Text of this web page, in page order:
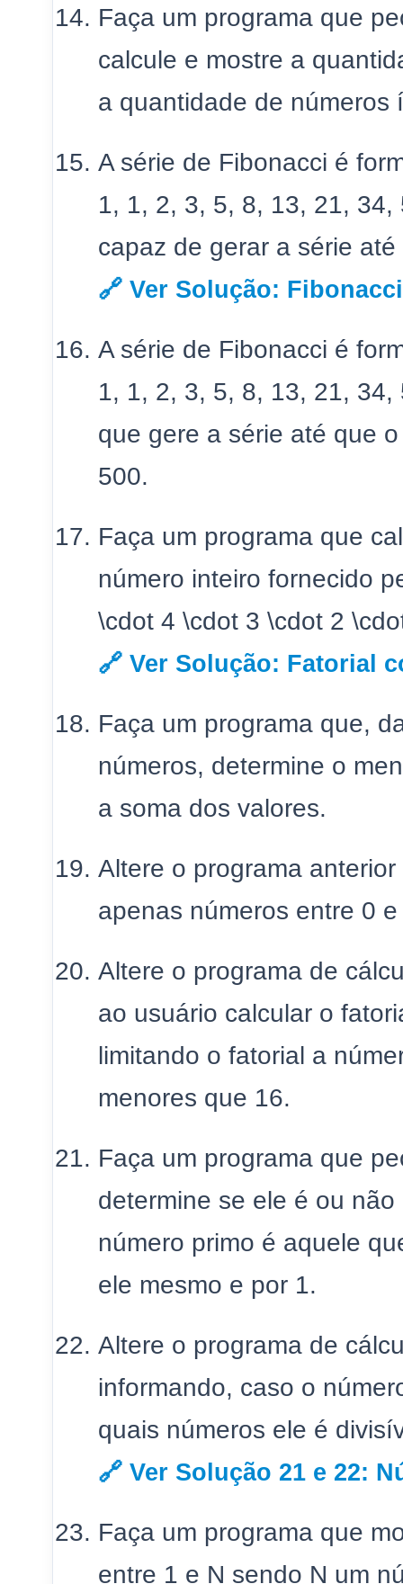
Faça um programa que
calcule e mostre a
a quantidade de números
A série de Fibonacci é
1, 1, 2, 3, 5, 8, 13, 21,
capaz de gerar a série
🔗 Ver Solução:
A série de Fibonacci é
1, 1, 2, 3, 5, 8, 13, 21,
que gere a série até que
500.
Faça um programa que
número inteiro fornecido
\cdot 4 \cdot 3 \cdot 2
🔗 Ver Solução: Fatorial
Faça um programa que,
números, determine o
a soma dos valores.
Altere o programa
apenas números entre 0
Altere o programa de
ao usuário calcular o
limitando o fatorial a
menores que 16.
Faça um programa que
determine se ele é ou
número primo é aquele
ele mesmo e por 1.
Altere o programa de
informando, caso o
quais números ele é
🔗 Ver Solução 21 e 22:
Faça um programa que
entre 1 e N sendo N um